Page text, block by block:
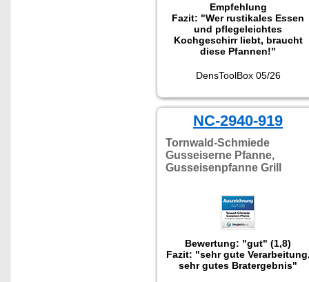
Empfehlung
Fazit: "Wer rustikales Essen
und pflegeleichtes
Kochgeschirr liebt, braucht
diese Pfannen!"
DensToolBox 05/26
NC-2940-919
Tornwald-Schmiede
Gusseiserne Pfanne,
Gusseisenpfanne Grill
Bewertung: "gut" (1,8)
Fazit: "sehr gute
sehr gutes Bratergebnis"